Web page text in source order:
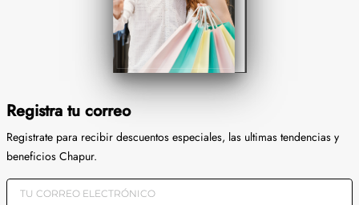
Registra tu correo
Registrate para recibir descuentos especiales, las ultimas tendencias y
beneficios Chapur.